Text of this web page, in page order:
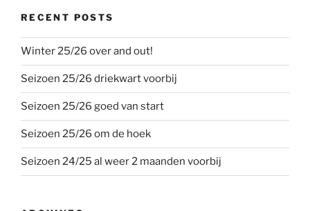
RECENT POSTS
Winter 25/26 over and out!
Seizoen 25/26 driekwart voorbij
Seizoen 25/26 goed van start
Seizoen 25/26 om de hoek
Seizoen 24/25 al weer 2 maanden voorbij